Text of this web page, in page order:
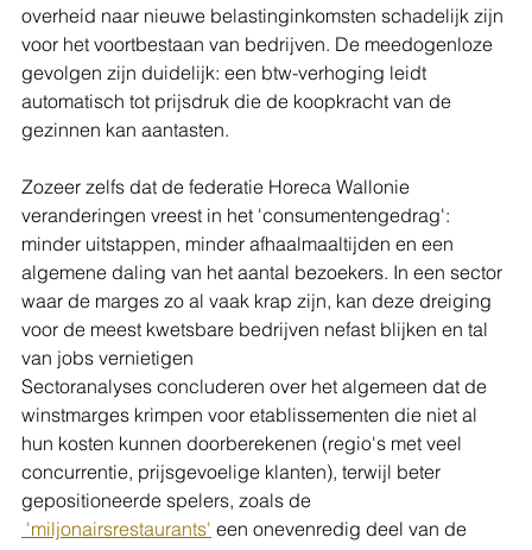
overheid naar nieuwe belastinginkomsten schadelijk zijn
voor het voortbestaan van bedrijven. De meedogenloze
gevolgen zijn duidelijk: een btw-verhoging leidt
automatisch tot prijsdruk die de koopkracht van de
gezinnen kan aantasten.
Zozeer zelfs dat de federatie Horeca Wallonie
veranderingen vreest in het 'consumentengedrag':
minder uitstappen, minder afhaalmaaltijden en een
algemene daling van het aantal bezoekers. In een sector
waar de marges zo al vaak krap zijn, kan deze dreiging
voor de meest kwetsbare bedrijven nefast blijken en tal
van jobs vernietigen
Sectoranalyses concluderen over het algemeen dat de
winstmarges krimpen voor etablissementen die niet al
hun kosten kunnen doorberekenen (regio's met veel
concurrentie, prijsgevoelige klanten), terwijl beter
gepositioneerde spelers, zoals de
'miljonairsrestaurants' een onevenredig deel van de